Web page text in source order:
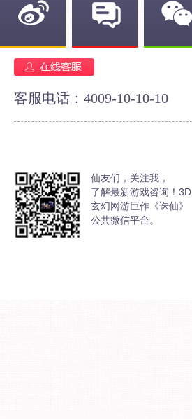
客服电话：4009-10-10-10
仙友们，关注我，
了解最新游戏咨询！3D
玄幻网游巨作《诛仙》
公共微信平台。